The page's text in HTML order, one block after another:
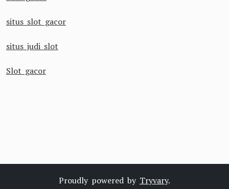
situs slot gacor
situs judi slot
Slot gacor
Proudly powered by Tryvary.